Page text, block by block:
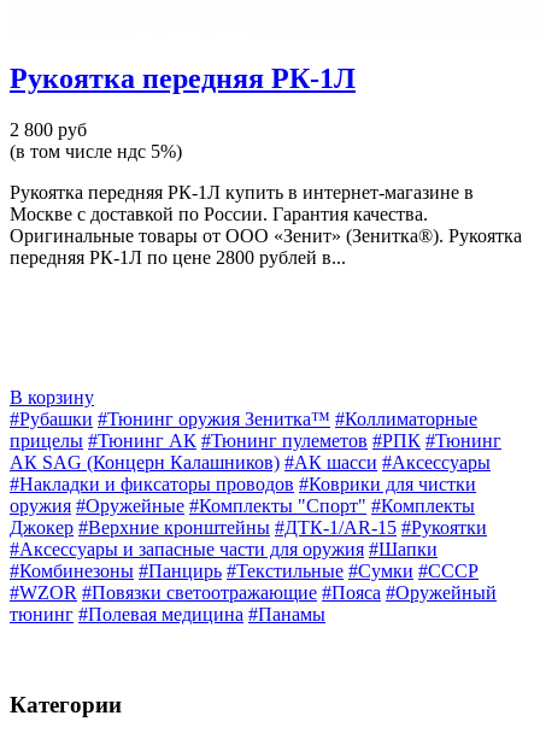
Рукоятка передняя РК-1Л
2 800 руб
(в том числе ндс 5%)
Рукоятка передняя РК-1Л купить в интернет-магазине в
Москве с доставкой по России. Гарантия качества.
Оригинальные товары от ООО «Зенит» (Зенитка®). Рукоятка
передняя РК-1Л по цене 2800 рублей в...
В корзину
#Рубашки #Тюнинг оружия Зенитка™ #Коллиматорные
прицелы #Тюнинг АК #Тюнинг пулеметов #РПК #Тюнинг
АК SAG (Концерн Калашников) #АК шасси #Аксессуары
#Накладки и фиксаторы проводов #Коврики для чистки
оружия #Оружейные #Комплекты "Спорт" #Комплекты
Джокер #Верхние кронштейны #ДТК-1/AR-15 #Рукоятки
#Аксессуары и запасные части для оружия #Шапки
#Комбинезоны #Панцирь #Текстильные #Сумки #СССР
#WZOR #Повязки светоотражающие #Пояса #Оружейный
тюнинг #Полевая медицина #Панамы
Категории